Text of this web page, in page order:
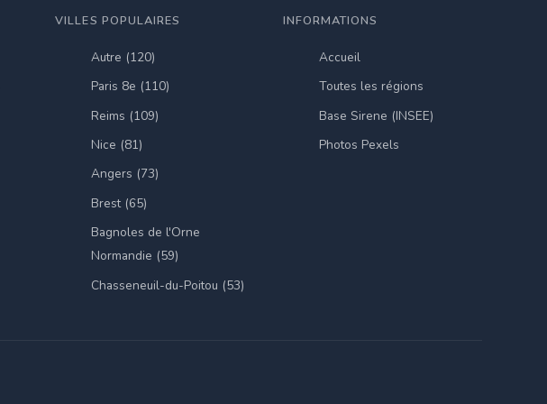
VILLES POPULAIRES
Autre (120)
Paris 8e (110)
Reims (109)
Nice (81)
Angers (73)
Brest (65)
Bagnoles de l'Orne
Normandie (59)
Chasseneuil-du-Poitou (53)
INFORMATIONS
Accueil
Toutes les régions
Base Sirene (INSEE)
Photos Pexels